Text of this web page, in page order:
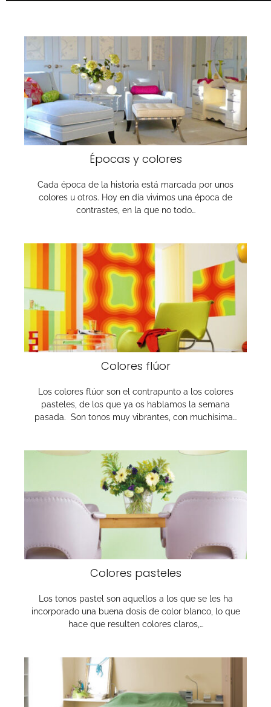
Épocas y colores
Cada época de la historia está marcada por unos
colores u otros. Hoy en día vivimos una época de
contrastes, en la que no todo…
Colores flúor
Los colores flúor son el contrapunto a los colores
pasteles, de los que ya os hablamos la semana
pasada. Son tonos muy vibrantes, con muchísima…
Colores pasteles
Los tonos pastel son aquellos a los que se les ha
incorporado una buena dosis de color blanco, lo que
hace que resulten colores claros,…